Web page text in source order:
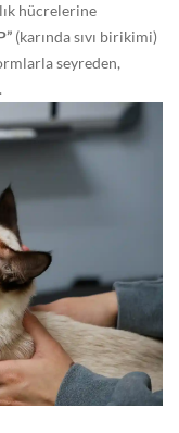
hücrelerine
(karında sıvı birikimi)
seyreden,